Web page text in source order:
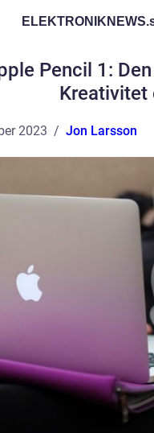
ELEKTRONIKNEWS.
Pencil 1:
2023 Jon Larsson